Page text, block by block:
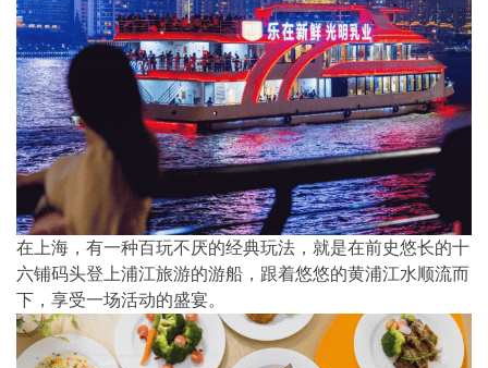
在上海，有一种百玩不厌的经典玩法，就是在前史悠长的十
六铺码头登上浦江旅游的游船，跟着悠悠的黄浦江水顺流而
下，享受一场活动的盛宴。